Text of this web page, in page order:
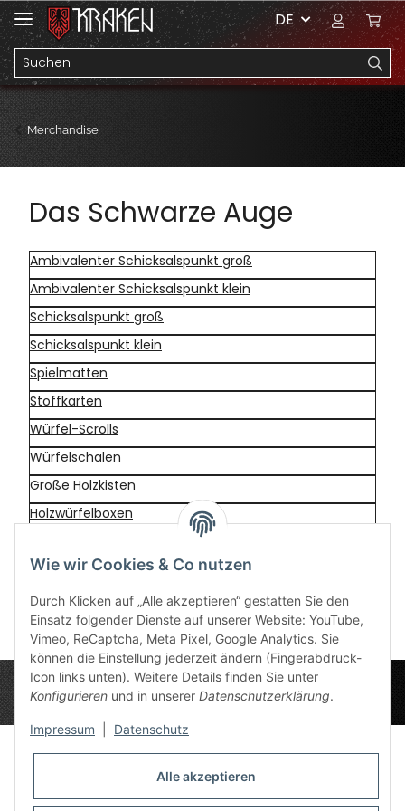
DE
Merchandise
Das Schwarze Auge
Ambivalenter Schicksalspunkt groß
Ambivalenter Schicksalspunkt klein
Schicksalspunkt groß
Schicksalspunkt klein
Spielmatten
Stoffkarten
Würfel-Scrolls
Würfelschalen
Große Holzkisten
Holzwürfelboxen
Resin-Statuen
Datenschutz-Einstellungen
Wie wir Cookies & Co nutzen
Durch Klicken auf „Alle akzeptieren“ gestatten Sie den
Einsatz folgender Dienste auf unserer Website: YouTube,
Vimeo, ReCaptcha, Meta Pixel, Google Analytics. Sie
können die Einstellung jederzeit ändern (Fingerabdruck-
Icon links unten). Weitere Details finden Sie unter
Konfigurieren und in unserer Datenschutzerklärung.
Impressum Datenschutz
Alle akzeptieren